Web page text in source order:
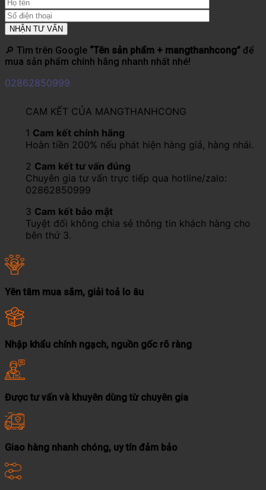
🔎 Tìm trên Google “Tên sản phẩm + mangthanhcong” để
mua sản phẩm chính hãng nhanh nhất nhé!
02862850999
CAM KẾT CỦA MANGTHANHCONG
1 Cam kết chính hãng
Hoàn tiền 200% nếu phát hiện hàng giả, hàng nhái.
2 Cam kết tư vấn đúng
Chuyên gia tư vấn trực tiếp qua hotline/zalo:
02862850999
3 Cam kết bảo mật
Tuyệt đối không chia sẻ thông tin khách hàng cho
bên thứ 3.
Yên tâm mua sắm, giải toả lo âu
Nhập khẩu chính ngạch, nguồn gốc rõ ràng
Được tư vấn và khuyên dùng từ chuyên gia
Giao hàng nhanh chóng, uy tín đảm bảo